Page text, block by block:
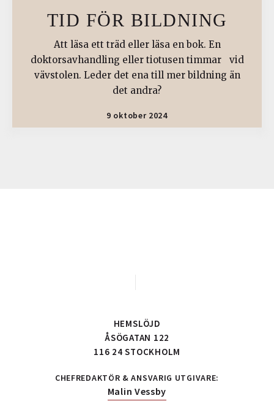
TID FÖR BILDNING
Att läsa ett träd eller läsa en bok. En
doktorsavhandling eller tiotusen timmar vid
vävstolen. Leder det ena till mer bildning än
det andra?
9 oktober 2024
HEMSLÖJD
ÅSÖGATAN 122
116 24 STOCKHOLM
CHEFREDAKTÖR & ANSVARIG UTGIVARE:
Malin Vessby